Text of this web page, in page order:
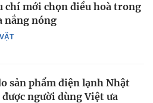
chí mới chọn điều hoà trong
nắng nóng
sản phẩm điện lạnh Nhật
được người dùng Việt ưa